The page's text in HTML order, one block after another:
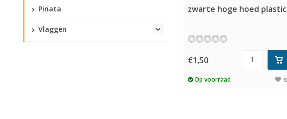
Pinata
Vlaggen
zwarte hoge hoed plastic
€1,50
Op voorraad